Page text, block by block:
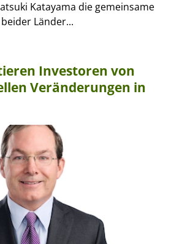
Katayama die gemeinsame
Länder...
Investoren von
Veränderungen in